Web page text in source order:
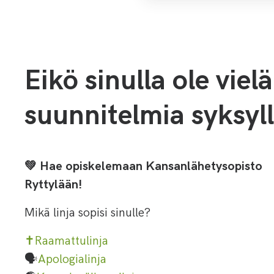
Eikö sinulla ole vielä
suunnitelmia
💚 Hae opiskelemaan Kansanlähetysopisto
Ryttylään!
Mikä linja sopisi sinulle?
✝️Raamattulinja
🗣️Apologialinja